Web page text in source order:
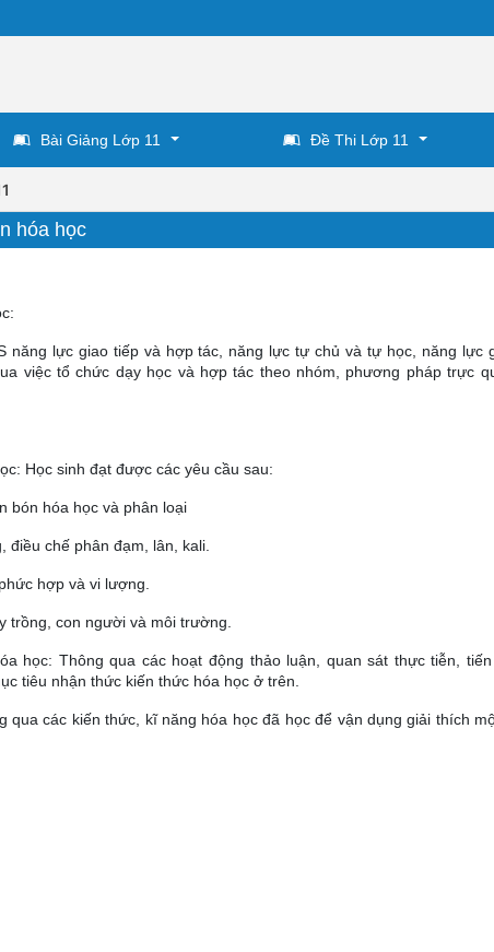
Bài Giảng Lớp 11 Đề Thi Lớp 11
hóa học
năng lực giao tiếp và hợp tác, năng lực tự chủ và tự học, năng lực
việc tổ chức dạy học và hợp tác theo nhóm, phương pháp trực
Học sinh đạt được các yêu cầu sau:
bón hóa học và phân loại
chế phân đạm, lân, kali.
hợp và vi lượng.
trồng, con người và môi trường.
học: Thông qua các hoạt động thảo luận, quan sát thực tiễn,
tiêu nhận thức kiến thức hóa học ở trên.
các kiến thức, kĩ năng hóa học đã học để vận dụng giải thích